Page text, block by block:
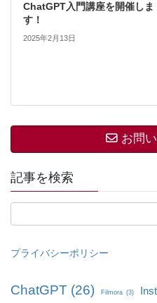
ChatGPT入門講座を開催しま
す！
2025年2月13日
お問
記事を検索
プライバシーポリシー
ChatGPT (26) Filmora (3)